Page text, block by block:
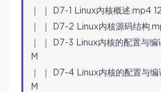
｜ ｜ D7-1 Linux内核概述.mp4
｜ ｜ D7-2 Linux内核源码结构
｜ ｜ D7-3 Linux内核的配置与
M
｜ ｜ D7-4 Linux内核的配置与
M